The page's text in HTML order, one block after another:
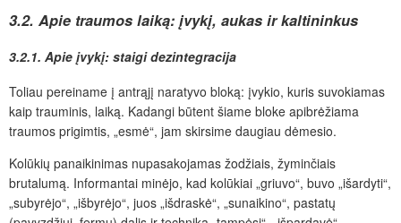
3.2. Apie traumos laiką: įvykį, aukas ir kaltininkus
3.2.1. Apie įvykį: staigi dezintegracija
Toliau pereiname į antrąjį naratyvo bloką: įvykio, kuris suvokiamas
kaip trauminis, laiką. Kadangi būtent šiame bloke apibrėžiama
traumos prigimtis, „esmė“, jam skirsime daugiau dėmesio.
Kolūkių panaikinimas nupasakojamas žodžiais, žyminčiais
brutalumą. Informantai minėjo, kad kolūkiai „griuvo“, buvo „išardyti“,
„subyrėjo“, „išbyrėjo“, juos „išdraskė“, „sunaikino“, pastatų